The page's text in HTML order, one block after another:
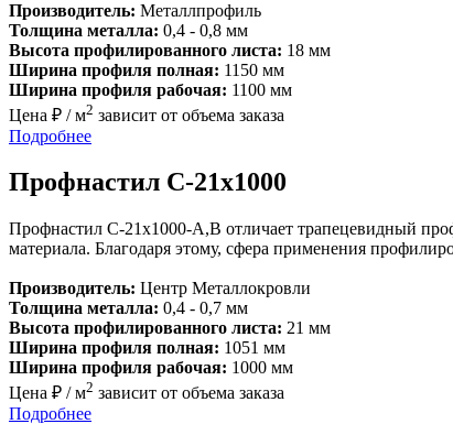
Производитель: Металлпрофиль
Толщина металла: 0,4 - 0,8 мм
Высота профилированного листа: 18 мм
Ширина профиля полная: 1150 мм
Ширина профиля рабочая: 1100 мм
Цена ₽ / м2 зависит от объема заказа
Подробнее
Профнастил С-21х1000
Профнастил С-21х1000-A,B отличает трапецевидный
материала. Благодаря этому, сфера применения
Производитель: Центр Металлокровли
Толщина металла: 0,4 - 0,7 мм
Высота профилированного листа: 21 мм
Ширина профиля полная: 1051 мм
Ширина профиля рабочая: 1000 мм
Цена ₽ / м2 зависит от объема заказа
Подробнее